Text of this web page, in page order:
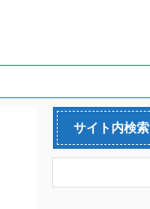
サイト内検索